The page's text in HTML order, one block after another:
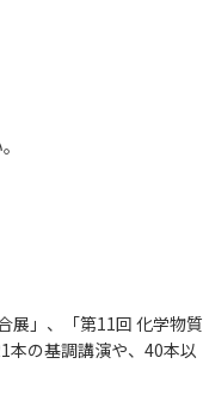
展」、「第11回 化学物質
本の基調講演や、40本以